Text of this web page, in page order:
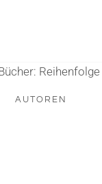
AUTOREN